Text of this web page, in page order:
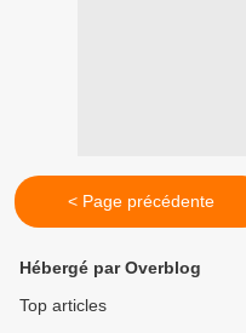
< Page précédente
Hébergé par Overblog
Top articles